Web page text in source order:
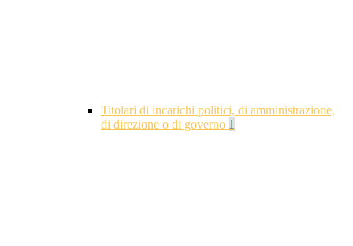
Titolari di incarichi politici, di amministrazione,
di direzione o di governo 1